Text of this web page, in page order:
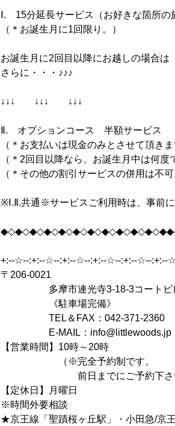
Ⅰ. 15分延長サービス（お好きな箇所の
（＊お誕生月に1回限り。）
お誕生月に2回目以降にお越しの場合は
さらに・・・♪♪♪
↓↓↓ ↓↓↓ ↓↓↓
Ⅱ. オプションコース 半額サービス
（＊お支払いは現金のみとさせて頂きま
（＊2回目以降なら、お誕生月中は何度
（＊その他の割引サービスの併用は不可
※Ⅰ.Ⅱ.共通※サービスご利用時は、事前に
+:--☆--:+:--☆--:+:--☆--:+:--☆--:+:--☆--:+:--
〒206-0021
多摩市連光寺3-18-3コートビレ
《駐車場完備》
TEL＆FAX：042-371-2360
E-MAIL：info@littlewoods.jp
【営業時間】10時～20時
（※完全予約制です。
前日までにご予約下さい
【定休日】月曜日
※時間外要相談
★京王線「聖蹟桜ヶ丘駅」・小田急/京